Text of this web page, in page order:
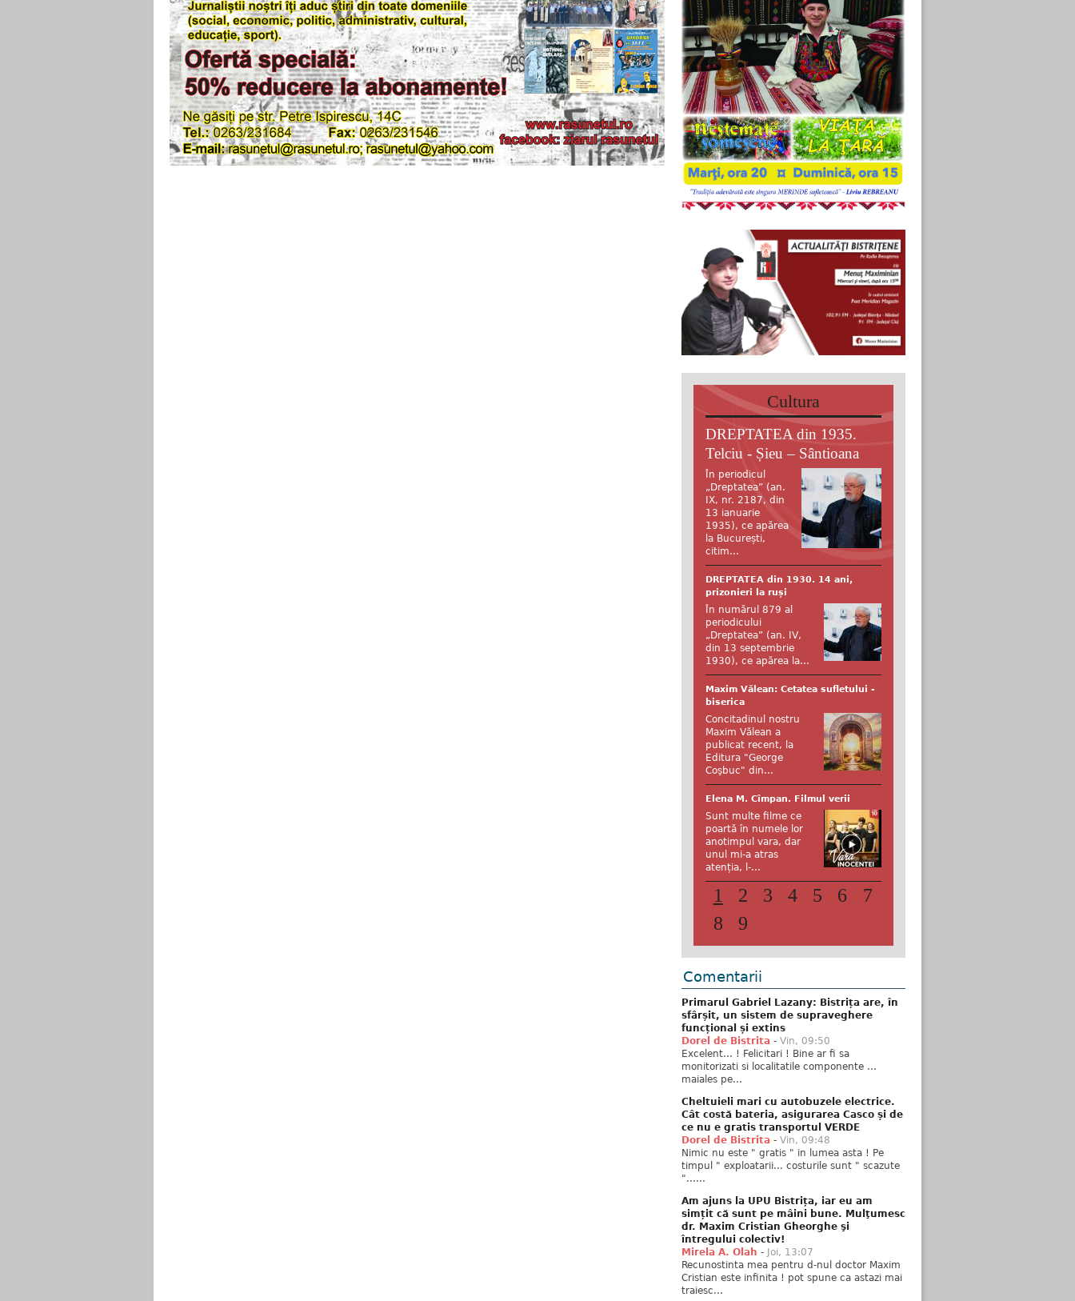
Cultura
DREPTATEA din 1935.
Telciu - Șieu – Sântioana
În periodicul
„Dreptatea” (an.
IX, nr. 2187, din
13 ianuarie
1935), ce apărea
la București,
citim...
DREPTATEA din 1930. 14 ani,
prizonieri la ruși
În numărul 879 al
periodicului
„Dreptatea” (an. IV,
din 13 septembrie
1930), ce apărea la...
Maxim Vălean: Cetatea sufletului -
biserica
Concitadinul nostru
Maxim Vălean a
publicat recent, la
Editura "George
Coşbuc" din...
Elena M. Cîmpan. Filmul verii
Sunt multe filme ce
poartă în numele lor
anotimpul vara, dar
unul mi-a atras
atenția, l-...
1 2 3 4 5 6
7
8
9
Comentarii
Primarul Gabriel Lazany: Bistrița are, în
sfârșit, un sistem de supraveghere
funcțional și extins
Dorel de Bistrita - Vin, 09:50
Excelent... ! Felicitari ! Bine ar fi sa
monitorizati si localitatile componente ...
maiales pe...
Cheltuieli mari cu autobuzele electrice.
Cât costă bateria, asigurarea Casco și de
ce nu e gratis transportul VERDE
Dorel de Bistrita - Vin, 09:48
Nimic nu este " gratis " in lumea asta ! Pe
timpul " exploatarii... costurile sunt " scazute
"......
Am ajuns la UPU Bistrița, iar eu am
simțit că sunt pe mâini bune. Mulţumesc
dr. Maxim Cristian Gheorghe şi
întregului colectiv!
Mirela A. Olah - Joi, 13:07
Recunostinta mea pentru d-nul doctor Maxim
Cristian este infinita ! pot spune ca astazi mai
traiesc...